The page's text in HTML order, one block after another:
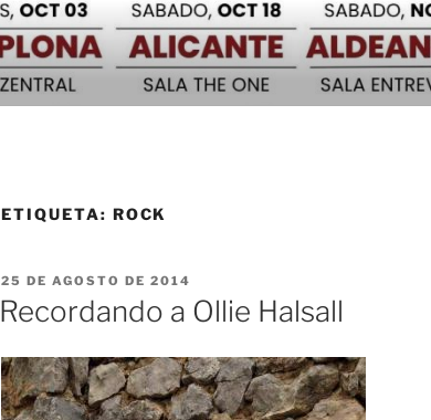
ETIQUETA: ROCK
PUBLICADO
EL
25 DE AGOSTO DE 2014
Recordando a Ollie Halsall